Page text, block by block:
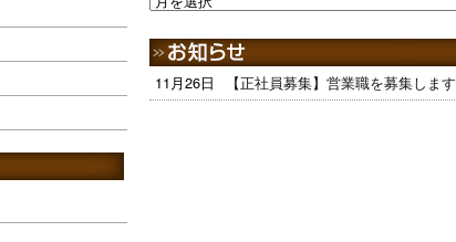
11月26日 【正社員募集】営業職を募集します